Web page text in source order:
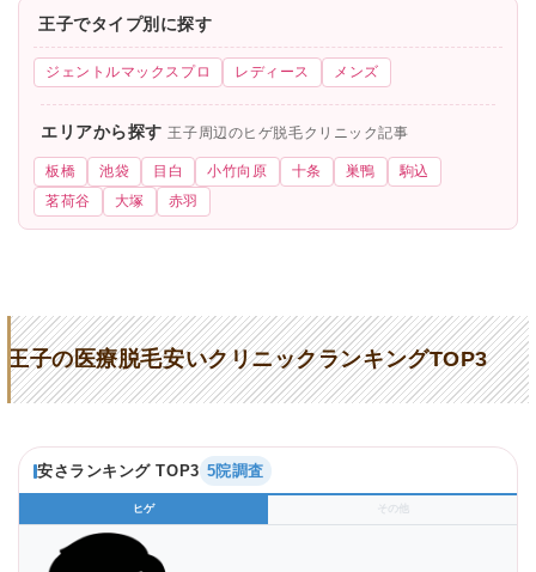
王子でタイプ別に探す
ジェントルマックスプロ レディース メンズ
エリアから探す 王子周辺のヒゲ脱毛クリニック記事
板橋 池袋 目白 小竹向原 十条 巣鴨
駒込
茗荷谷
大塚 赤羽
王子の医療脱毛安いクリニックランキングTOP3
安さランキング TOP3 5院調査
ヒゲ その他